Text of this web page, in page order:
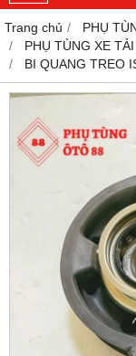
Trang chủ
PHỤ
PHỤ TÙNG XE
BI QUANG TREO